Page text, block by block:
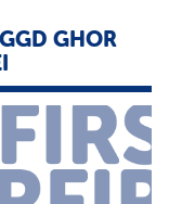
GHOR